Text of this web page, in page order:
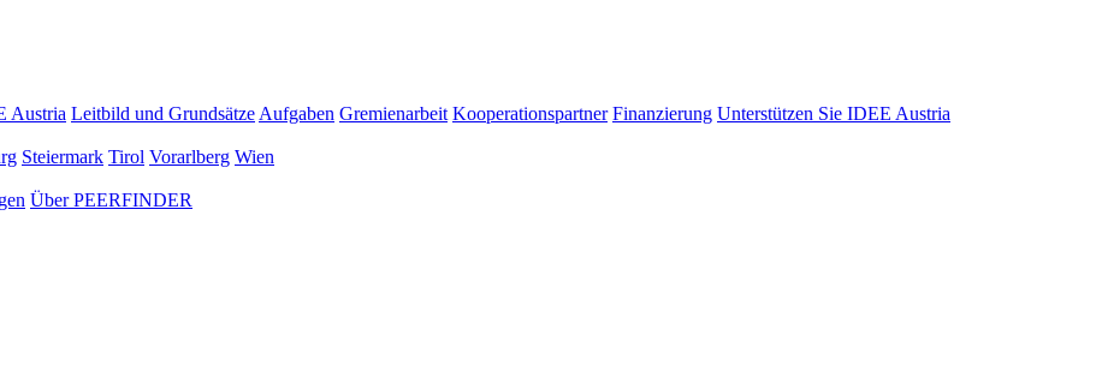
Austria Leitbild und Grundsätze Aufgaben Gremienarbeit Kooperationspartner Finanzierung Unterstützen Sie IDEE Austria
Steiermark Tirol Vorarlberg Wien
Über PEERFINDER